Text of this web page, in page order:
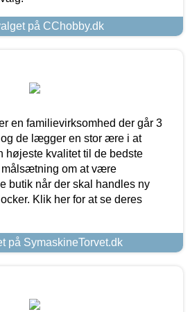
på CChobby.dk
en familievirksomhed der går 3
de lægger en stor ære i at
højeste kvalitet til de bedste
målsætning om at være
butik når der skal handles ny
Klik her for at se deres
på SymaskineTorvet.dk